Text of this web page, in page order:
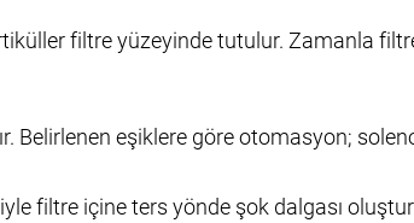
filtre yüzeyinde tutulur. Zamanla
Belirlenen eşiklere göre otomasyon;
filtre içine ters yönde şok dalgası